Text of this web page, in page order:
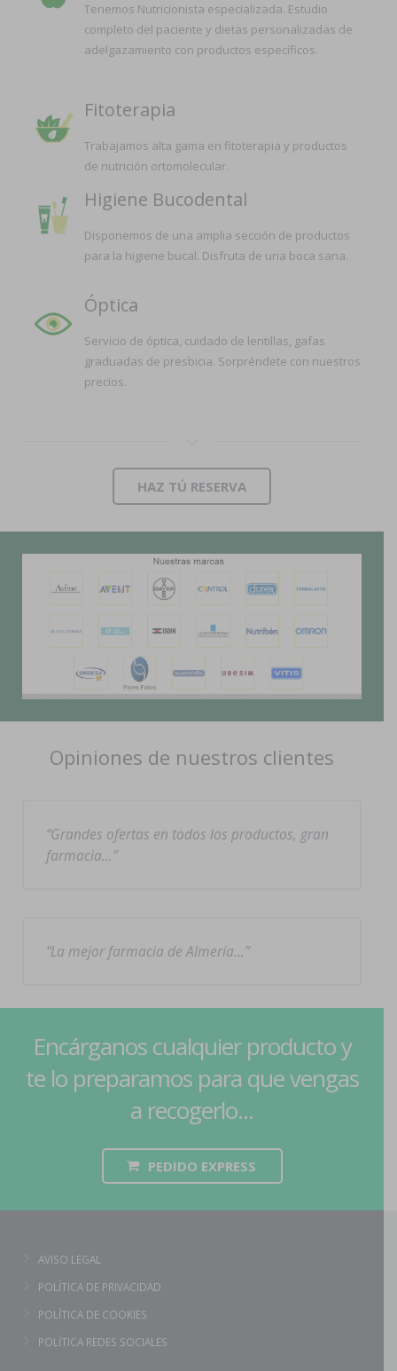
Tenemos Nutricionista especializada. Estudio
completo del paciente y dietas personalizadas de
adelgazamiento con productos específicos.
Fitoterapia
Trabajamos alta gama en fitoterapia y productos
de nutrición ortomolecular.
Higiene Bucodental
Disponemos de una amplia sección de productos
para la higiene bucal. Disfruta de una boca sana.
Óptica
Servicio de óptica, cuidado de lentillas, gafas
graduadas de presbicia. Sorpréndete con nuestros
precios.
HAZ TÚ RESERVA
Opiniones de nuestros clientes
Grandes ofertas en todos los productos, gran
farmacia…
La mejor farmacia de Almería…
Encárganos cualquier producto y
te lo preparamos para que vengas
a recogerlo...
PEDIDO EXPRESS
AVISO LEGAL
POLÍTICA DE PRIVACIDAD
POLÍTICA DE COOKIES
POLÍTICA REDES SOCIALES